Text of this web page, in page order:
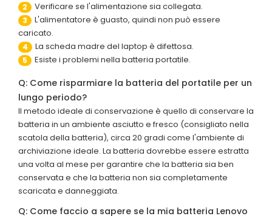
2 Verificare se l'alimentazione sia collegata.
3
L'alimentatore è guasto, quindi non può essere
caricato.
4 La scheda madre del laptop è difettosa.
5 Esiste i problemi nella batteria portatile.
Q: Come risparmiare la batteria del portatile per un
lungo periodo?
Il metodo ideale di conservazione è quello di conservare la
batteria in un ambiente asciutto e fresco (consigliato nella
scatola della batteria), circa 20 gradi come l'ambiente di
archiviazione ideale. La batteria dovrebbe essere estratta
una volta al mese per garantire che la batteria sia ben
conservata e che la batteria non sia completamente
scaricata e danneggiata.
Q: Come faccio a sapere se la mia batteria Lenovo